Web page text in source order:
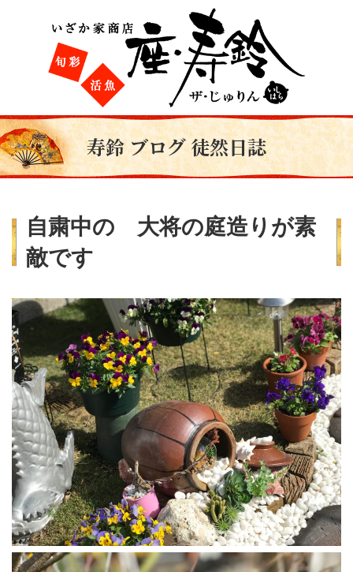
寿鈴 ブログ 徒然日誌
自粛中の 大将の庭造りが素
敵です